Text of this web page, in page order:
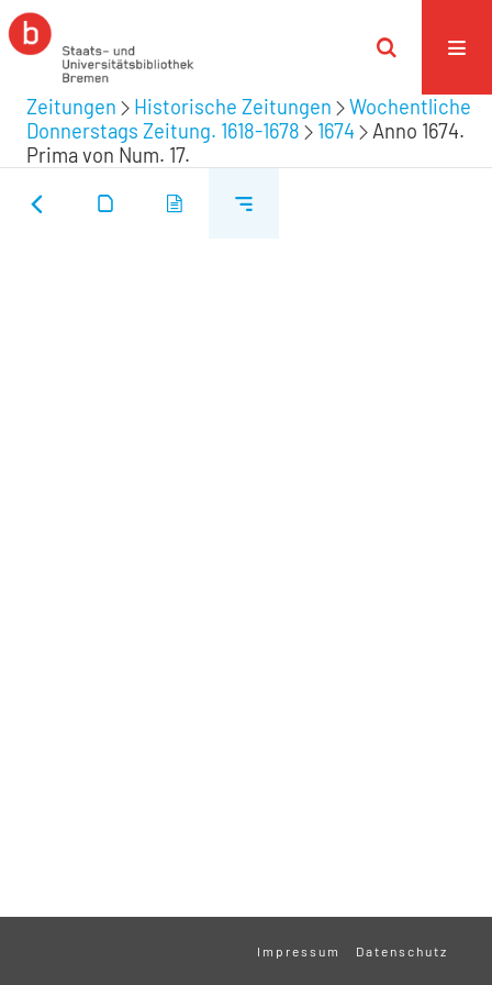
Zeitungen Historische Zeitungen
Wochentliche
Donnerstags Zeitung. 1618-1678
1674
Anno 1674.
Prima von Num. 17.
Impressum Datenschutz